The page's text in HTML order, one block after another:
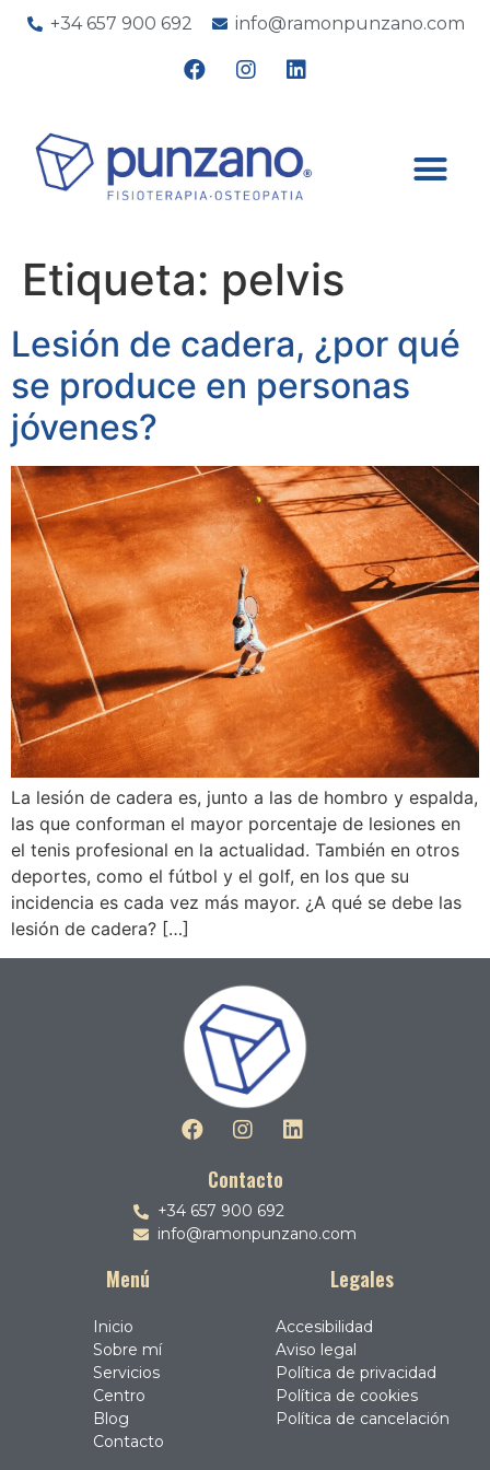
+34 657 900 692 info@ramonpunzano.com
Etiqueta: pelvis
Lesión de cadera, ¿por qué
se produce en personas
jóvenes?
La lesión de cadera es, junto a las de hombro y espalda,
las que conforman el mayor porcentaje de lesiones en
el tenis profesional en la actualidad. También en otros
deportes, como el fútbol y el golf, en los que su
incidencia es cada vez más mayor. ¿A qué se debe las
lesión de cadera? […]
Contacto
+34 657 900 692
info@ramonpunzano.com
Menú
Inicio
Sobre mí
Servicios
Centro
Blog
Contacto
Legales
Accesibilidad
Aviso legal
Política de privacidad
Política de cookies
Política de cancelación